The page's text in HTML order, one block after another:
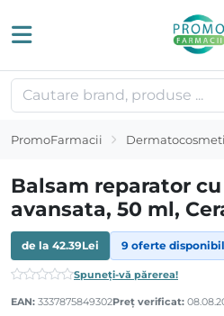
PromoFarmacii
Balsam reparator
avansata, 50 ml,
de la 42.39Lei 9 oferte
Spuneți-vă părerea!
EAN: 3337875849302Preț verificat: